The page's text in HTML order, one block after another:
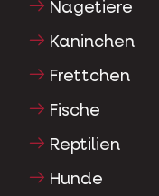
Nagetiere
Kaninchen
Frettchen
Fische
Reptilien
Hunde